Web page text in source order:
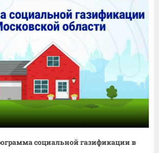
социальной газификации в